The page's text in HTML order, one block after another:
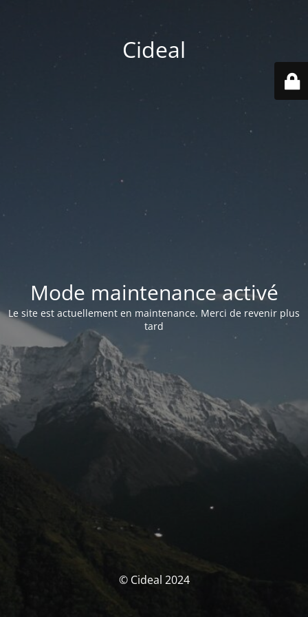
Cideal
Mode maintenance activé
Le site est actuellement en maintenance. Merci de revenir plus
tard
© Cideal 2024